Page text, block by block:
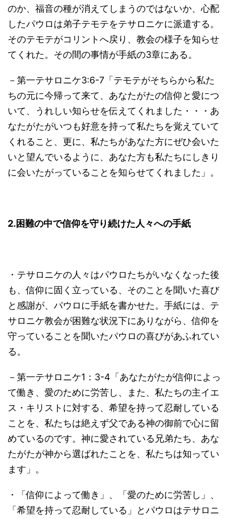
のか、福音の種が消えてしまうのではないか、心配
したパウロは弟子テモテをテサロニケに派遣する。
そのテモテがコリントへ戻り、教会の様子を知らせ
てくれた。その間の事情が手紙の3章にある。
－第一テサロニケ3:6-7「テモテがそちらから私た
ちの元に今帰って来て、あなたがたの信仰と愛につ
いて、うれしい知らせを伝えてくれました・・・あ
なたがたがいつも好意を持って私たちを覚えていて
くれること、更に、私たちがあなた方にぜひ会いた
いと望んでいるように、あなた方も私たちにしきり
に会いたがっていることを知らせてくれました」。
2.困難の中で信仰を守り続けた人々への手紙
・テサロニケの人々はパウロたちがいなくなった後
も、信仰に固く立っている、そのことを聞いた喜び
と感謝が、パウロに手紙を書かせた。手紙には、テ
サロニケ教会が困難な状況下にありながら、信仰を
守っていることを聞いたパウロの喜びがあふれてい
る。
－第一テサロニケ1：3-4「あなたがたが信仰によっ
て働き、愛のために労苦し、また、私たちの主イエ
ス・キリストに対する、希望を持って忍耐している
ことを、私たちは絶えず父である神の御前で心に留
めているのです。神に愛されている兄弟たち、あな
たがたが神から選ばれたことを、私たちは知ってい
ます」。
・「信仰によって働き」、「愛のために労苦し」、
「希望を持って忍耐している」とパウロはテサロニ